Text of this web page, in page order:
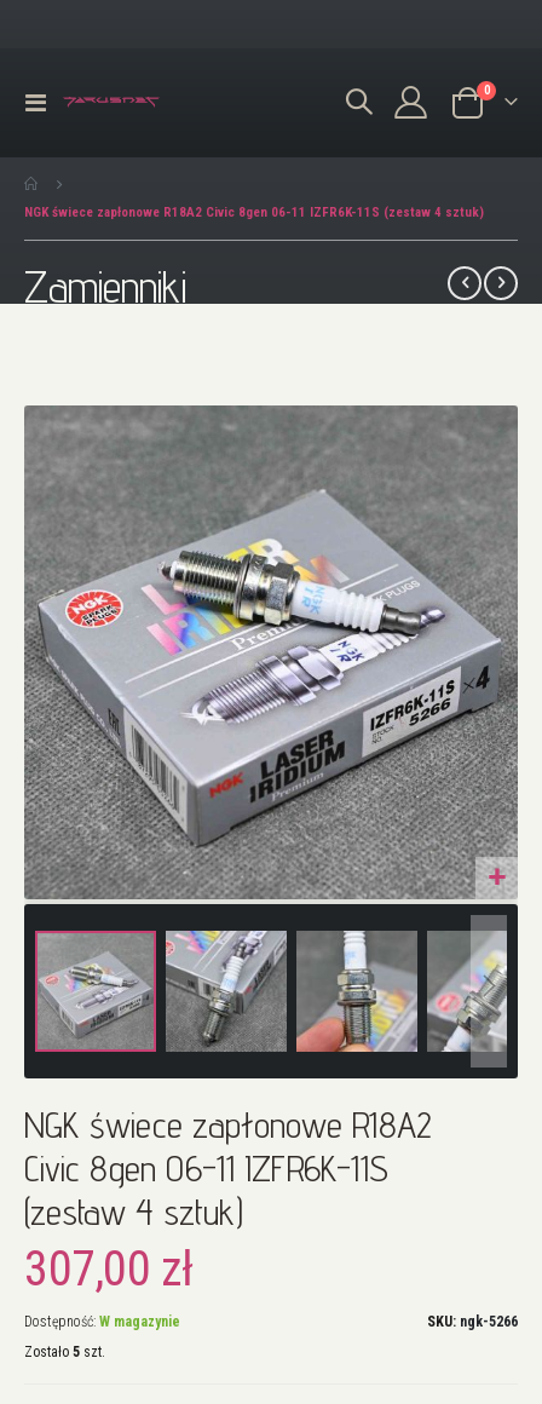
Przełącznik
Koszyk
0produkty/
NGK świece zapłonowe R18A2 Civic 8gen 06-11 IZFR6K-11S (zestaw 4 sztuk)
Zamienniki
Przejdź
koniec
galerii
na
początek
galerii
NGK świece zapłonowe R18A2
Civic 8gen 06-11 IZFR6K-11S
(zestaw 4 sztuk)
307,00 zł
Dostępność: W magazynie
Zostało 5 szt.
SKU ngk-5266